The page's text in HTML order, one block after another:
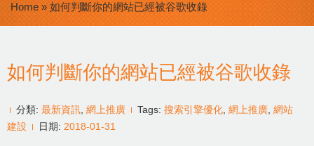
Home » 如何判斷你的網站已經被谷歌收錄
如何判斷你的網站已經被谷歌收錄
分類: 最新資訊 網上推廣 Tags: 搜索引擎優化 網上推廣 網站
建設
日期: 2018-01-31